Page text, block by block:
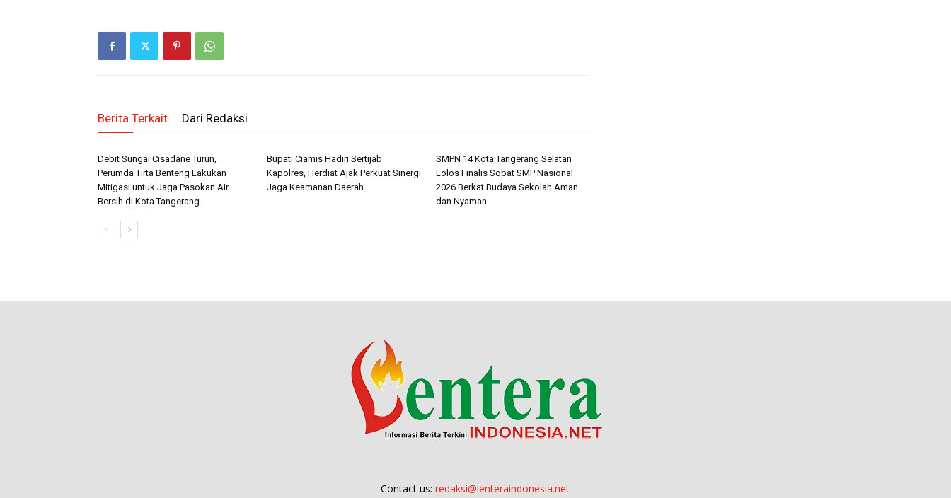
Berita Terkait Dari Redaksi
Debit Sungai Cisadane Turun,
Perumda Tirta Benteng Lakukan
Mitigasi untuk Jaga Pasokan Air
Bersih di Kota Tangerang
Bupati Ciamis Hadiri Sertijab
Kapolres, Herdiat Ajak Perkuat Sinergi
Jaga Keamanan Daerah
SMPN 14 Kota Tangerang Selatan
Lolos Finalis Sobat SMP Nasional
2026 Berkat Budaya Sekolah Aman
dan Nyaman
Contact us:redaksi@lenteraindonesia.net